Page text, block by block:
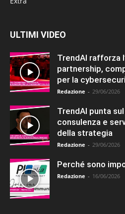
ULTIMI VIDEO
TrendAI rafforza
partnership,
per la
Redazione - 29/06/2026
TrendAI punta
consulenza e
della strategia
Redazione - 29/06/2026
Perché sono
Redazione - 16/06/2026